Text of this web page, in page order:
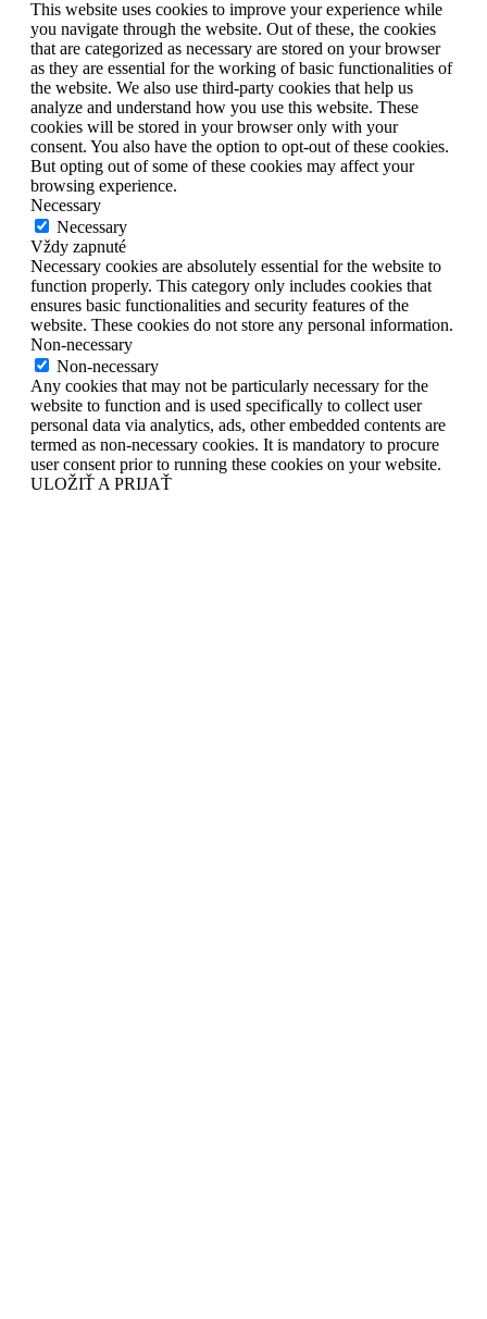
This website uses cookies to improve your experience while
you navigate through the website. Out of these, the cookies
that are categorized as necessary are stored on your browser
as they are essential for the working of basic functionalities of
the website. We also use third-party cookies that help us
analyze and understand how you use this website. These
cookies will be stored in your browser only with your
consent. You also have the option to opt-out of these cookies.
But opting out of some of these cookies may affect your
browsing experience.
Necessary
Necessary
Vždy zapnuté
Necessary cookies are absolutely essential for the website to
function properly. This category only includes cookies that
ensures basic functionalities and security features of the
website. These cookies do not store any personal information.
Non-necessary
Non-necessary
Any cookies that may not be particularly necessary for the
website to function and is used specifically to collect user
personal data via analytics, ads, other embedded contents are
termed as non-necessary cookies. It is mandatory to procure
user consent prior to running these cookies on your website.
ULOŽIŤ A PRIJAŤ